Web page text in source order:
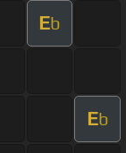
Eb
Eb